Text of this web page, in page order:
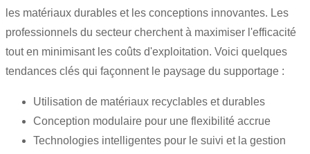
les matériaux durables et les conceptions innovantes. Les
professionnels du secteur cherchent à maximiser l'efficacité
tout en minimisant les coûts d'exploitation. Voici quelques
tendances clés qui façonnent le paysage du supportage :
Utilisation de matériaux recyclables et durables
Conception modulaire pour une flexibilité accrue
Technologies intelligentes pour le suivi et la gestion